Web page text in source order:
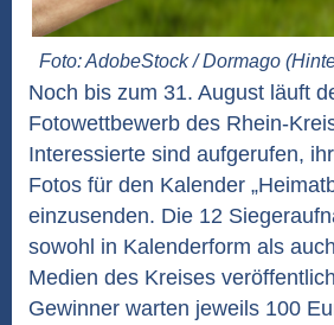
Foto: AdobeStock / Dormago
Noch bis zum 31. August läuft
Fotowettbewerb des Rhein-
Interessierte sind aufgerufen,
Fotos für den Kalender
einzusenden. Die 12
sowohl in Kalenderform als
Medien des Kreises
Gewinner warten jeweils 100